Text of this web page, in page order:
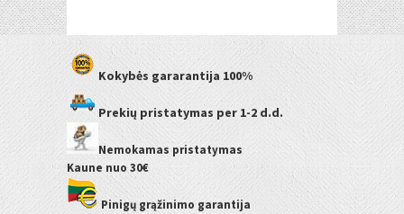
Kokybės gararantija 100%
Prekių pristatymas per 1-2 d.d.
Nemokamas pristatymas
Kaune nuo 30€
Pinigų grąžinimo garantija